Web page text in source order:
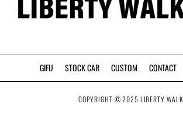
l
GIFU STOCK CAR CUSTOM CONTACT
COPYRIGHT © 2025 LIBERTY WALK